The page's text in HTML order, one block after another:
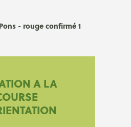
- rouge confirmé 1
A LA